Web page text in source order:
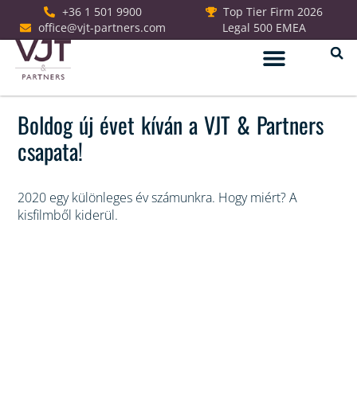
+36 1 501 9900
office@vjt-partners.com
Top Tier Firm 2026
Legal 500 EMEA
Boldog új évet kíván a VJT & Partners
csapata!
2020 egy különleges év számunkra. Hogy miért? A
kisfilmből kiderül.